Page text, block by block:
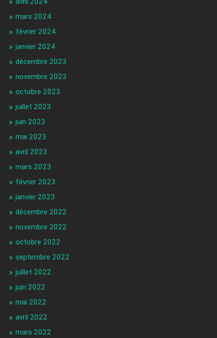
mars 2024
février 2024
janvier 2024
décembre 2023
novembre 2023
octobre 2023
juillet 2023
juin 2023
mai 2023
avril 2023
mars 2023
février 2023
janvier 2023
décembre 2022
novembre 2022
octobre 2022
septembre 2022
juillet 2022
juin 2022
mai 2022
avril 2022
mars 2022